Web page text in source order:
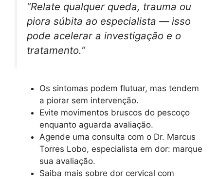
“Relate qualquer queda, trauma ou
piora súbita ao especialista — isso
pode acelerar a investigação e o
tratamento.”
Os sintomas podem flutuar, mas tendem
a piorar sem intervenção.
Evite movimentos bruscos do pescoço
enquanto aguarda avaliação.
Agende uma consulta com o Dr. Marcus
Torres Lobo, especialista em dor: marque
sua avaliação.
Saiba mais sobre dor cervical com